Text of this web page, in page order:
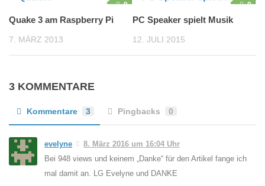
9
Quake 3 am Raspberry Pi
7. MÄRZ 2013
0
PC Speaker spielt Musik
12. JULI 2015
3 KOMMENTARE
Kommentare 3 Pingbacks 0
evelyne
8. März 2016 um 16:04 Uhr
Bei 948 views und keinem „Danke“ für den Artikel fange ich
mal damit an. LG Evelyne und DANKE